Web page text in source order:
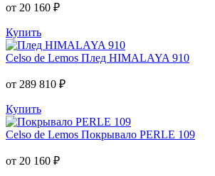
от 20 160 ₽
Купить
Celso de Lemos Плед HIMALAYA 910
от 289 810 ₽
Купить
Celso de Lemos Покрывало PERLE 109
от 20 160 ₽